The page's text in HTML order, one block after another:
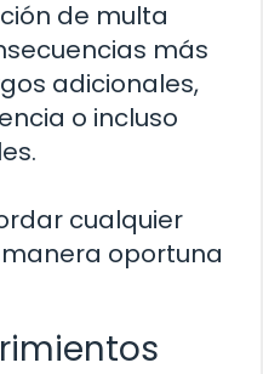
de multa
más
adicionales,
o incluso
cualquier
oportuna